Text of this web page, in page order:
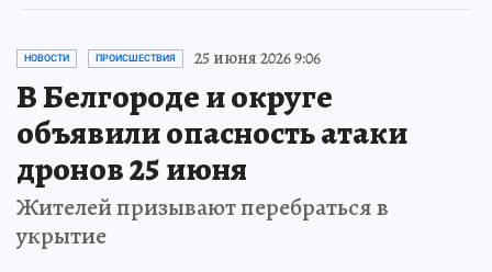
НОВОСТИ ПРОИСШЕСТВИЯ 25 июня 2026 9:06
В Белгороде и округе
объявили опасность атаки
дронов 25 июня
Жителей призывают перебраться в
укрытие